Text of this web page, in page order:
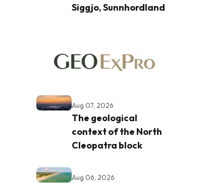
Siggjo, Sunnhordland
Aug 07, 2026
The geological
context of the North
Cleopatra block
Aug 06, 2026